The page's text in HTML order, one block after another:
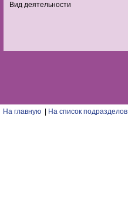
Вид деятельности
На главную На список подразделов